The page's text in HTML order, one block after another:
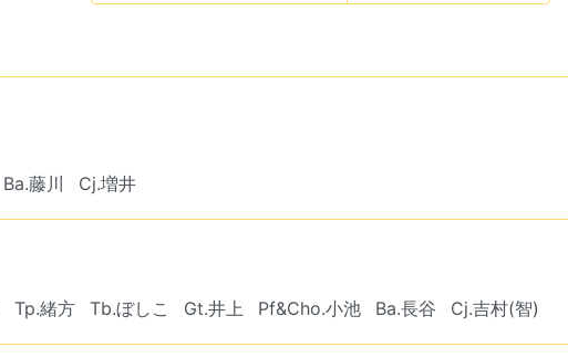
Ba.藤川 Cj.増井
Tp.緒方 Tb.ぼしこ Gt.井上 Pf&Cho.小池 Ba.長谷 Cj.吉村(智)